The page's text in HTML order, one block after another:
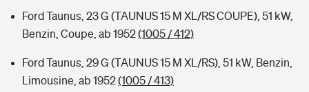
Ford Taunus, 23 G (TAUNUS 15 M XL/RS COUPE), 51 kW,
Benzin, Coupe, ab 1952(1005 / 412)
Ford Taunus, 29 G (TAUNUS 15 M XL/RS), 51 kW, Benzin,
Limousine, ab 1952(1005 / 413)